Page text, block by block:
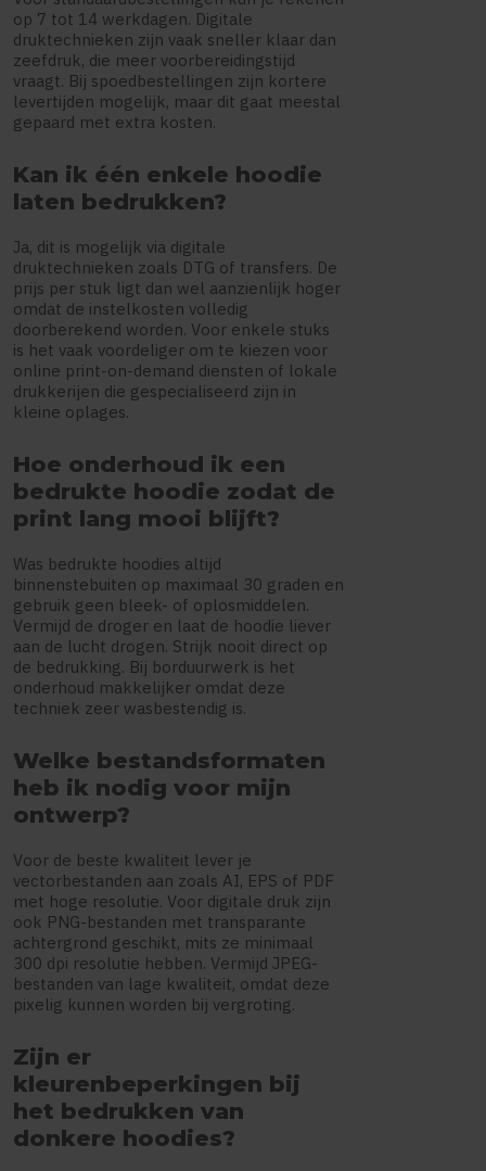
op 7 tot 14 werkdagen. Digitale
druktechnieken zijn vaak sneller klaar dan
zeefdruk, die meer voorbereidingstijd
vraagt. Bij spoedbestellingen zijn kortere
levertijden mogelijk, maar dit gaat meestal
gepaard met extra kosten.
Kan ik één enkele hoodie
laten bedrukken?
Ja, dit is mogelijk via digitale
druktechnieken zoals DTG of transfers. De
prijs per stuk ligt dan wel aanzienlijk hoger
omdat de instelkosten volledig
doorberekend worden. Voor enkele stuks
is het vaak voordeliger om te kiezen voor
online print-on-demand diensten of lokale
drukkerijen die gespecialiseerd zijn in
kleine oplages.
Hoe onderhoud ik een
bedrukte hoodie zodat de
print lang mooi blijft?
Was bedrukte hoodies altijd
binnenstebuiten op maximaal 30 graden en
gebruik geen bleek- of oplosmiddelen.
Vermijd de droger en laat de hoodie liever
aan de lucht drogen. Strijk nooit direct op
de bedrukking. Bij borduurwerk is het
onderhoud makkelijker omdat deze
techniek zeer wasbestendig is.
Welke bestandsformaten
heb ik nodig voor mijn
ontwerp?
Voor de beste kwaliteit lever je
vectorbestanden aan zoals AI, EPS of PDF
met hoge resolutie. Voor digitale druk zijn
ook PNG-bestanden met transparante
achtergrond geschikt, mits ze minimaal
300 dpi resolutie hebben. Vermijd JPEG-
bestanden van lage kwaliteit, omdat deze
pixelig kunnen worden bij vergroting.
Zijn er
kleurenbeperkingen bij
het bedrukken van
donkere hoodies?